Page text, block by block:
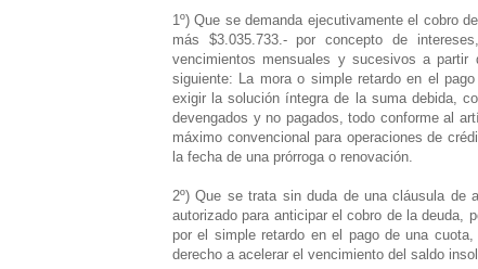
1º) Que se demanda ejecutivamente el cobro
más $3.035.733.- por concepto de
vencimientos mensuales y sucesivos a
siguiente: La mora o simple retardo en el
exigir la solución íntegra de la suma debida,
devengados y no pagados, todo conforme al
máximo convencional para operaciones de
la fecha de una prórroga o renovación.
2º) Que se trata sin duda de una cláusula de
autorizado para anticipar el cobro de la deuda,
por el simple retardo en el pago de una
derecho a acelerar el vencimiento del saldo